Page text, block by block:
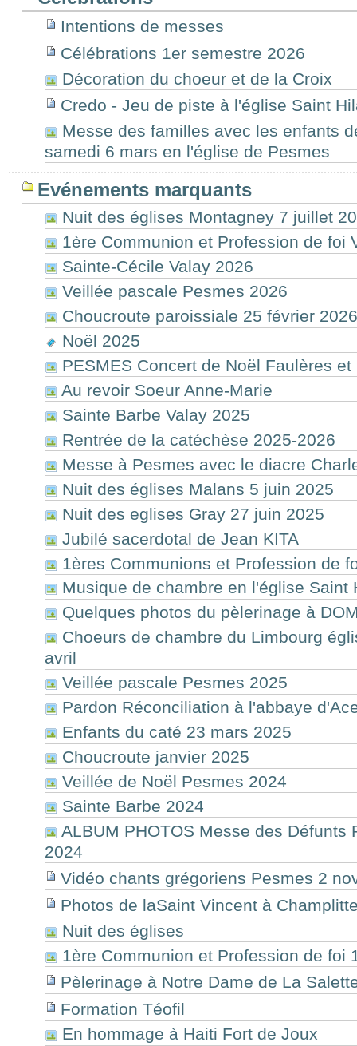
Intentions de messes
Célébrations 1er semestre 2026
Décoration du choeur et de la Croix
Credo - Jeu de piste à l'église Saint
Messe des familles avec les enfants
samedi 6 mars en l'église de Pesmes
Evénements marquants
Nuit des églises Montagney 7 juillet
1ère Communion et Profession de foi
Sainte-Cécile Valay 2026
Veillée pascale Pesmes 2026
Choucroute paroissiale 25 février 2026
Noël 2025
PESMES Concert de Noël Faulères et
Au revoir Soeur Anne-Marie
Sainte Barbe Valay 2025
Rentrée de la catéchèse 2025-2026
Messe à Pesmes avec le diacre
Nuit des églises Malans 5 juin 2025
Nuit des eglises Gray 27 juin 2025
Jubilé sacerdotal de Jean KITA
1ères Communions et Profession de
Musique de chambre en l'église Saint
Quelques photos du pèlerinage à
Choeurs de chambre du Limbourg
avril
Veillée pascale Pesmes 2025
Pardon Réconciliation à l'abbaye
Enfants du caté 23 mars 2025
Choucroute janvier 2025
Veillée de Noël Pesmes 2024
Sainte Barbe 2024
ALBUM PHOTOS Messe des Défunts
2024
Vidéo chants grégoriens Pesmes 2
Photos de laSaint Vincent à
Nuit des églises
1ère Communion et Profession de foi
Pèlerinage à Notre Dame de La
Formation Téofil
En hommage à Haiti Fort de Joux